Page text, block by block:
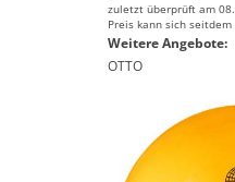
zuletzt überprüft am
Preis kann sich
Weitere Angebote:
OTTO